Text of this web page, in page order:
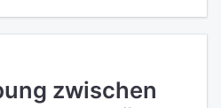
zwischen